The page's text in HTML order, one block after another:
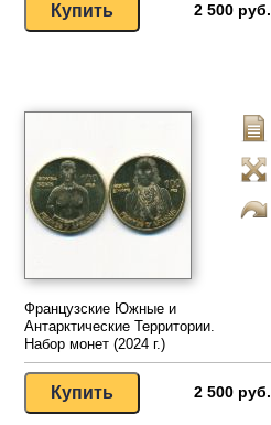
2 500 руб.
Французские Южные и
Антарктические Территории.
Набор монет (2024 г.)
2 500 руб.